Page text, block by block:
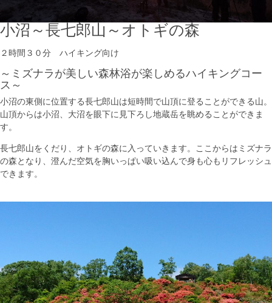
小沼～長七郎山～オトギの森
２時間３０分 ハイキング向け
～ミズナラが美しい森林浴が楽しめるハイキングコー
ス～
小沼の東側に位置する長七郎山は短時間で山頂に登ることができる山。
山頂からは小沼、大沼を眼下に見下ろし地蔵岳を眺めることができま
す。
長七郎山をくだり、オトギの森に入っていきます。ここからはミズナラ
の森となり、澄んだ空気を胸いっぱい吸い込んで身も心もリフレッシュ
できます。